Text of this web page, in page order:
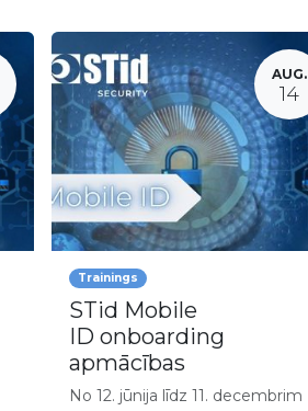
AUG.
14
Trainings
STid Mobile
ID onboarding
apmācības
No 12. jūnija līdz 11. decembrim